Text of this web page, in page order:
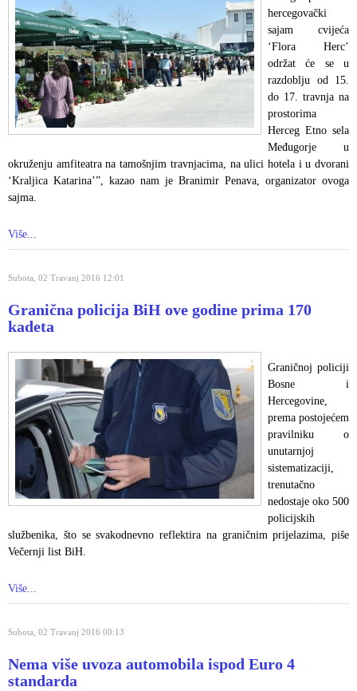
hercegovački
sajam cvijeća
‘Flora Herc’
održat će se u
razdoblju od 15.
do 17. travnja na
prostorima
Herceg Etno sela
Međugorje u
okruženju amfiteatra na tamošnjim travnjacima, na ulici hotela i u dvorani
‘Kraljica Katarina’”, kazao nam je Branimir Penava, organizator ovoga
sajma.
Više...
Subota, 02 Travanj 2016 12:01
Granična policija BiH ove godine prima 170
kadeta
Graničnoj policiji
Bosne i
Hercegovine,
prema postojećem
pravilniku o
unutarnjoj
sistematizaciji,
trenutačno
nedostaje oko 500
policijskih
službenika, što se svakodnevno reflektira na graničnim prijelazima, piše
Večernji list BiH.
Više...
Subota, 02 Travanj 2016 00:13
Nema više uvoza automobila ispod Euro 4
standarda